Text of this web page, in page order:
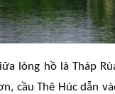
lòng hồ là Tháp
cầu Thê Húc dẫn